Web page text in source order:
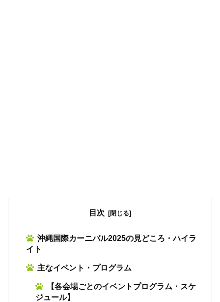
目次
沖縄国際カーニバル2025の見どころ・ハイラ
イト
主なイベント・プログラム
【各会場ごとのイベントプログラム・スケ
ジュール】